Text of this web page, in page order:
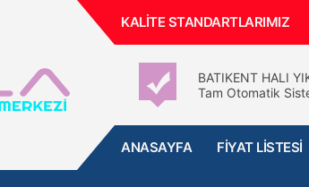
KALİTE STANDARTLARIMIZ
BATIKENT HALI
Tam Otomatik
ANASAYFA FİYAT LİSTESİ